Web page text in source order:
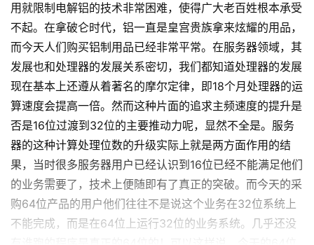
用就限制电解铝的技术非常困难，使得广大老百姓根本承受
不起。在拿破仑时代，铝一直是皇宫贵族拿来炫耀的用品，
而今天人们购买铝制用品已经非常平常。在服务器领域，其
发展也和处理器的发展关系密切，我们都知道处理器的发展
现在基本上还遵从着著名的摩尔定律，即18个月处理器的运
算速度会提高一倍。然而这种片面的追求主频速度的提升是
否是16位过渡到32位的主要推动力呢，显然不全是。服务
器的这种计算处理位数的升级实际上就是两方面作用的结
果，当时很多服务器用户已经认识到16位已经不能满足他们
的业务需要了，技术上便随即有了真正的突破。而今天的采
购64位产品的用户他们往往不是说这个业务在32位系统上
不能完成，而是在64位上运行32位的业务系统。几乎还没